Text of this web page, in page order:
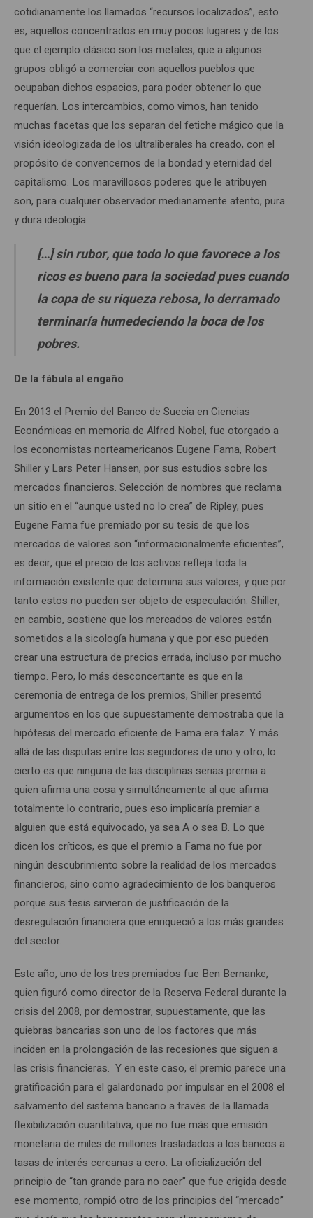
cotidianamente los llamados “recursos localizados”, esto
es, aquellos concentrados en muy pocos lugares y de los
que el ejemplo clásico son los metales, que a algunos
grupos obligó a comerciar con aquellos pueblos que
ocupaban dichos espacios, para poder obtener lo que
requerían. Los intercambios, como vimos, han tenido
muchas facetas que los separan del fetiche mágico que la
visión ideologizada de los ultraliberales ha creado, con el
propósito de convencernos de la bondad y eternidad del
capitalismo. Los maravillosos poderes que le atribuyen
son, para cualquier observador medianamente atento, pura
y dura ideología.
[…] sin rubor, que todo lo que favorece a los
ricos es bueno para la sociedad pues cuando
la copa de su riqueza rebosa, lo derramado
terminaría humedeciendo la boca de los
pobres.
De la fábula al engaño
En 2013 el Premio del Banco de Suecia en Ciencias
Económicas en memoria de Alfred Nobel, fue otorgado a
los economistas norteamericanos Eugene Fama, Robert
Shiller y Lars Peter Hansen, por sus estudios sobre los
mercados financieros. Selección de nombres que reclama
un sitio en el “aunque usted no lo crea” de Ripley, pues
Eugene Fama fue premiado por su tesis de que los
mercados de valores son “informacionalmente eficientes”,
es decir, que el precio de los activos refleja toda la
información existente que determina sus valores, y que por
tanto estos no pueden ser objeto de especulación. Shiller,
en cambio, sostiene que los mercados de valores están
sometidos a la sicología humana y que por eso pueden
crear una estructura de precios errada, incluso por mucho
tiempo. Pero, lo más desconcertante es que en la
ceremonia de entrega de los premios, Shiller presentó
argumentos en los que supuestamente demostraba que la
hipótesis del mercado eficiente de Fama era falaz. Y más
allá de las disputas entre los seguidores de uno y otro, lo
cierto es que ninguna de las disciplinas serias premia a
quien afirma una cosa y simultáneamente al que afirma
totalmente lo contrario, pues eso implicaría premiar a
alguien que está equivocado, ya sea A o sea B. Lo que
dicen los críticos, es que el premio a Fama no fue por
ningún descubrimiento sobre la realidad de los mercados
financieros, sino como agradecimiento de los banqueros
porque sus tesis sirvieron de justificación de la
desregulación financiera que enriqueció a los más grandes
del sector.
Este año, uno de los tres premiados fue Ben Bernanke,
quien figuró como director de la Reserva Federal durante la
crisis del 2008, por demostrar, supuestamente, que las
quiebras bancarias son uno de los factores que más
inciden en la prolongación de las recesiones que siguen a
las crisis financieras. Y en este caso, el premio parece una
gratificación para el galardonado por impulsar en el 2008 el
salvamento del sistema bancario a través de la llamada
flexibilización cuantitativa, que no fue más que emisión
monetaria de miles de millones trasladados a los bancos a
tasas de interés cercanas a cero. La oficialización del
principio de “tan grande para no caer” que fue erigida desde
ese momento, rompió otro de los principios del “mercado”